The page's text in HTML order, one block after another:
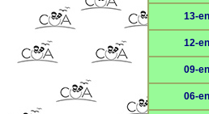
13-
12-
09-
06-